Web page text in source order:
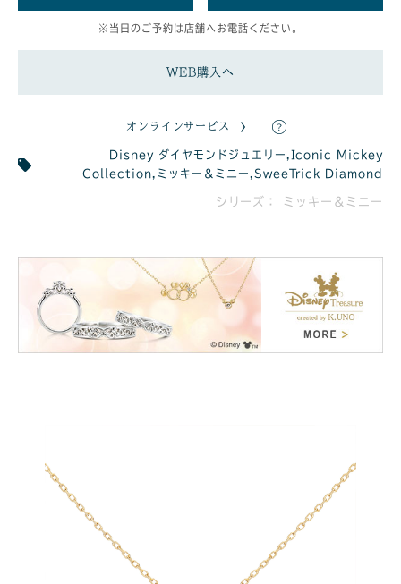
※当日のご予約は店舗へお電話ください。
WEB購入へ
オンラインサービス
Disney ダイヤモンドジュエリー Iconic Mickey
Collection ミッキー＆ミニー SweeTrick Diamond
シリーズ： ミッキー＆ミニー